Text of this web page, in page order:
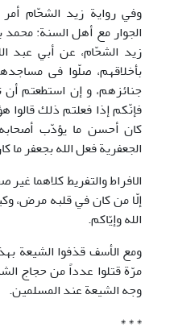
الجوار مع أهل السنة:
بأخلاقهم، صلّوا فى
جنائزهم، و إن استطعتم أن
فإنّكم إذا فعلتم ذلك قالوا
كان أحسن ما يؤدّب
الجعفرية فعل الله بجعفر ما
الافراط والتفريط کلاهما
إلّا من کان في قلبه مرض،
الله وإيّاکم.
ومع الأسف قذفوا الشيعة
مرّة قتلوا عدداً من حجاج
وجه الشيعة عند المسلمين.
* * *